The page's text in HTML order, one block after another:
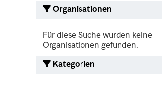
Organisationen
Für diese Suche wurden keine
Organisationen gefunden.
Kategorien